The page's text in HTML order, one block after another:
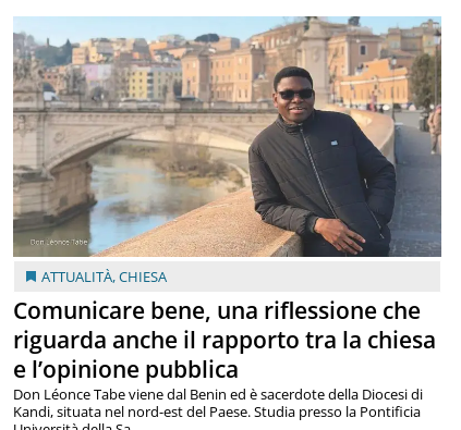
ATTUALITÀ,CHIESA
Comunicare bene, una riflessione che
riguarda anche il rapporto tra la chiesa
e l’opinione pubblica
Don Léonce Tabe viene dal Benin ed è sacerdote della Diocesi di
Kandi, situata nel nord-est del Paese. Studia presso la Pontificia